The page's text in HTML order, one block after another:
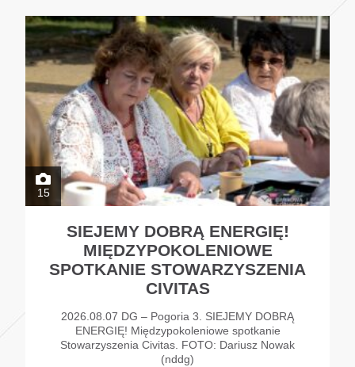
15
SIEJEMY DOBRĄ ENERGIĘ!
MIĘDZYPOKOLENIOWE
SPOTKANIE STOWARZYSZENIA
CIVITAS
2026.08.07 DG – Pogoria 3. SIEJEMY DOBRĄ
ENERGIĘ! Międzypokoleniowe spotkanie
Stowarzyszenia Civitas. FOTO: Dariusz Nowak
(nddg)